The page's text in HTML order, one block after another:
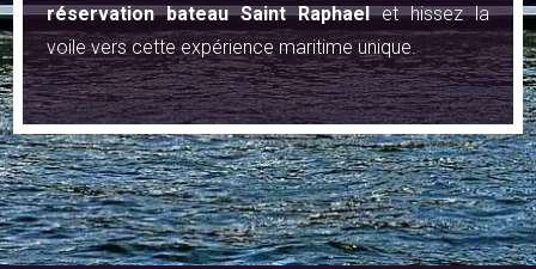
réservation bateau Saint Raphaelet hissez la
voile vers cette expérience maritime unique.